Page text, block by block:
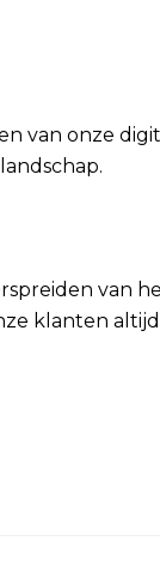
van onze
van
klanten